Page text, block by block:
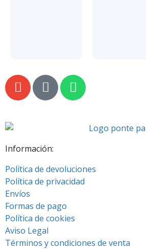
Información:
Política de devoluciones
Política de privacidad
Envíos
Formas de pago
Política de cookies
Aviso Legal
Términos y condiciones de venta